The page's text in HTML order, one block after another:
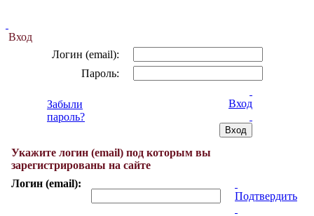
Вход
Логин (email):
Пароль:
Забыли
пароль?
Вход
Укажите логин (email) под которым вы
зарегистрированы на сайте
Логин (email):
Подтвердить